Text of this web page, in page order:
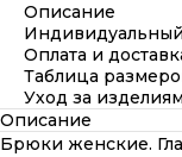
Описание
Индивидуальный
Оплата и
Таблица
Уход за
Описание
Брюки женские.